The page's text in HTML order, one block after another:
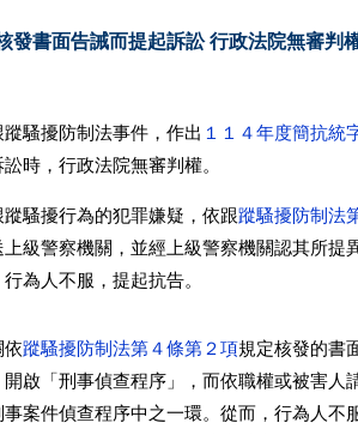
發書面告誡而提起訴訟 行政法院無審判
騷擾防制法事件，作出 １１４年度簡抗統
時，行政法院無審判權。
騷擾行為的犯罪嫌疑，依跟蹤騷擾防制法
級警察機關，並經上級警察機關認其所
為人不服，提起抗告。
依蹤騷擾防制法第４條第２項規定核發的書
啟「刑事偵查程序」，而依職權或被害
案件偵查程序中之一環。從而，行為人